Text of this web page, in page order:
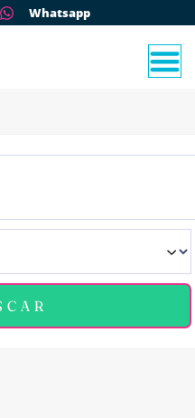
Whatsapp